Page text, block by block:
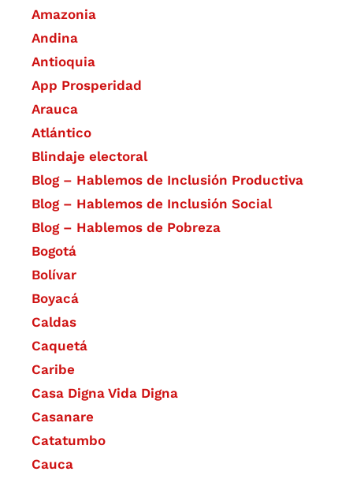
Amazonia
Andina
Antioquia
App Prosperidad
Arauca
Atlántico
Blindaje electoral
Blog – Hablemos de Inclusión Productiva
Blog – Hablemos de Inclusión Social
Blog – Hablemos de Pobreza
Bogotá
Bolívar
Boyacá
Caldas
Caquetá
Caribe
Casa Digna Vida Digna
Casanare
Catatumbo
Cauca